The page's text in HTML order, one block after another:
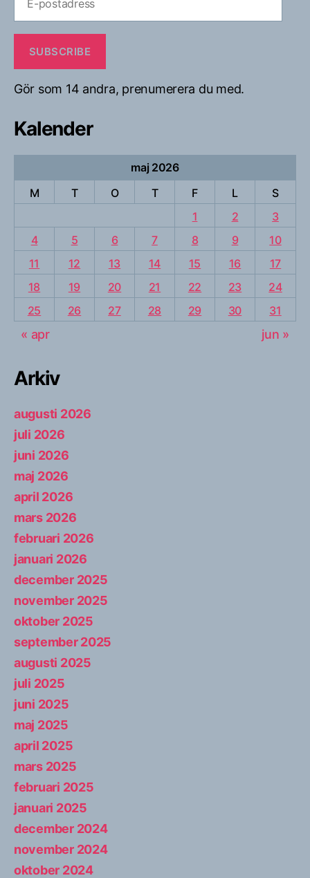
postadress
SUBSCRIBE
Gör som 14 andra, prenumerera du med.
Kalender
maj 2026
M
T O T F L
S
1
2
3
4
5 6 7 8 9
10
11
12 13 14 15 16
17
18
19 20 21 22 23
24
25
26 27 28 29 30 31
« apr jun »
Arkiv
augusti 2026
juli 2026
juni 2026
maj 2026
april 2026
mars 2026
februari 2026
januari 2026
december 2025
november 2025
oktober 2025
september 2025
augusti 2025
juli 2025
juni 2025
maj 2025
april 2025
mars 2025
februari 2025
januari 2025
december 2024
november 2024
oktober 2024